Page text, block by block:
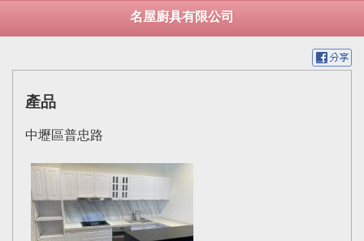
名屋廚具有限公司
產品
中壢區普忠路